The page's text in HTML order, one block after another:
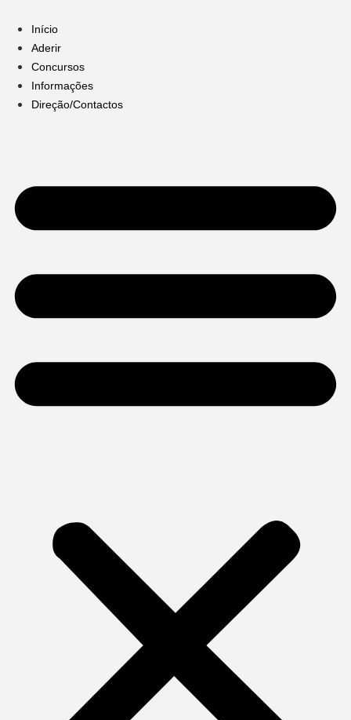
para
conteúdo
Início
Aderir
Concursos
Informações
Direção/Contactos